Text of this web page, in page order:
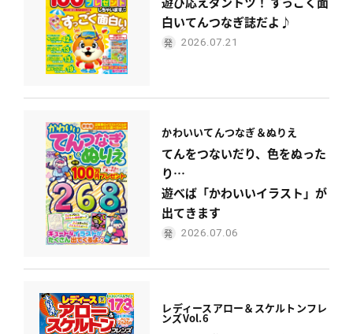
白いてんつなぎ誌だよ♪
2026.07.21
かわいいてんつなぎ＆ぬりえ
てんをつないだり、色をぬった
り…
遊べば「かわいいイラスト」が
出てきます
2026.07.06
レディースアロー＆スケルトンフレ
ンズVol.6